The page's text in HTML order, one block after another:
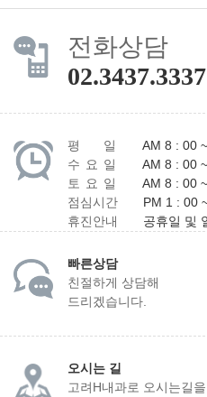
전화상담
02.3437.3337
평 일
AM 8 : 00
수 요 일
AM 8 : 00
토 요 일
AM 8 : 00
점심시간
PM 1 : 00
휴진안내
공휴일 및
빠른상담
친절하게 상담해
드리겠습니다.
오시는 길
고려H내과로 오시는길을